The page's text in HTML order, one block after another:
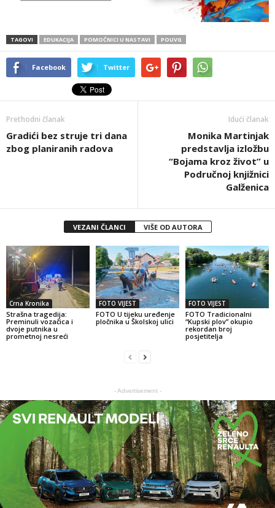
TAGOVI EDUKACIJA POMOĆNICI U NASTAVI POUVG
Facebook Twitter
Prethodni članak
Gradići bez struje tri dana
zbog planiranih radova
Idući članak
Monika Martinjak
predstavlja izložbu
“Bojama kroz život” u
Područnoj knjižnici
Galženica
VEZANI ČLANCI VIŠE OD AUTORA
Crna Kronika
Strašna tragedija:
Preminuli vozačica i
dvoje putnika u
prometnoj nesreći
FOTO VIJEST
FOTO U tijeku uređenje
pločnika u Školskoj ulici
FOTO VIJEST
FOTO Tradicionalni
“Kupski plov” okupio
rekordan broj
posjetitelja
- Advertisement -